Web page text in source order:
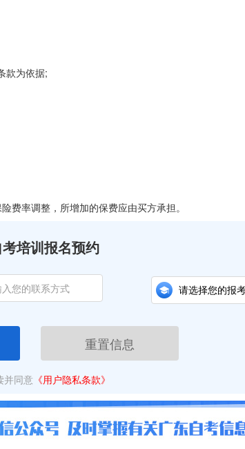
款为依据;
率调整，所增加的保费应由买方承担。
培训报名预约
重置信息
并同意 《用户隐私条款》